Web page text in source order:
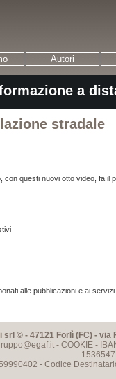
Autori
a
stradale
con questi nuovi otto video, fa il
alle pubblicazioni e ai servizi
srl © - 47121 Forlì (FC) - via
- COOKIE-
- Codice